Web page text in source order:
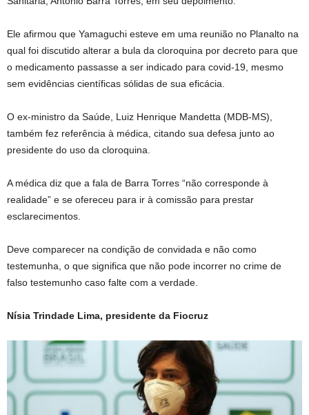
Ele afirmou que Yamaguchi esteve em uma reunião no Planalto na
qual foi discutido alterar a bula da cloroquina por decreto para que
o medicamento passasse a ser indicado para covid-19, mesmo
sem evidências científicas sólidas de sua eficácia.
O ex-ministro da Saúde, Luiz Henrique Mandetta (MDB-MS),
também fez referência à médica, citando sua defesa junto ao
presidente do uso da cloroquina.
A médica diz que a fala de Barra Torres “não corresponde à
realidade” e se ofereceu para ir à comissão para prestar
esclarecimentos.
Deve comparecer na condição de convidada e não como
testemunha, o que significa que não pode incorrer no crime de
falso testemunho caso falte com a verdade.
Nísia Trindade Lima, presidente da Fiocruz